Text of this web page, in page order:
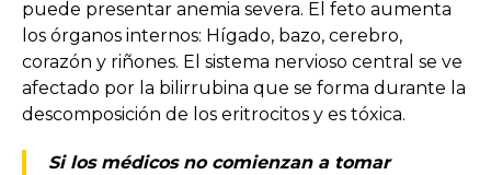
puede presentar anemia severa. El feto aumenta
los órganos internos: Hígado, bazo, cerebro,
corazón y riñones. El sistema nervioso central se ve
afectado por la bilirrubina que se forma durante la
descomposición de los eritrocitos y es tóxica.
Si los médicos no comienzan a tomar